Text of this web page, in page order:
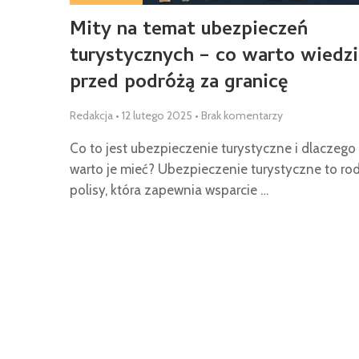
Mity na temat ubezpieczeń
turystycznych – co warto
przed podróżą za granicę
Redakcja • 12 lutego 2025 • Brak komentarzy
Co to jest ubezpieczenie turystyczne i dlaczego
warto je mieć? Ubezpieczenie turystyczne to
polisy, która zapewnia wsparcie …